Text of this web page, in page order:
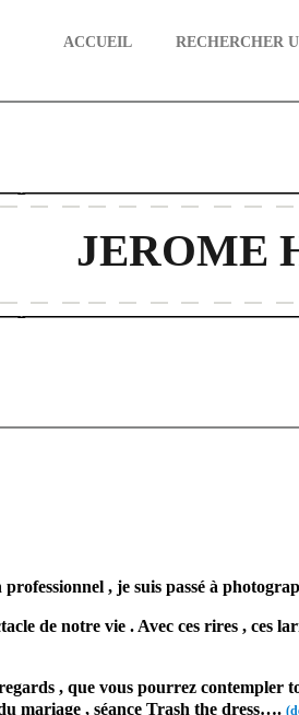
ACCUEIL RECHERCHER
JEROME
, je suis passé à
de notre vie . Avec ces rires , ces
, que vous pourrez contempler
mariage , séance Trash the dress….